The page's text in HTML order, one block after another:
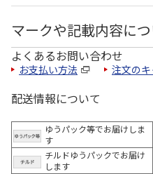
マークや記載内容に
よくあるお問い合わせ
お支払い方法 注文の
配送情報について
ゆうパック等でお届けしま
す
チルドゆうパックでお届け
します